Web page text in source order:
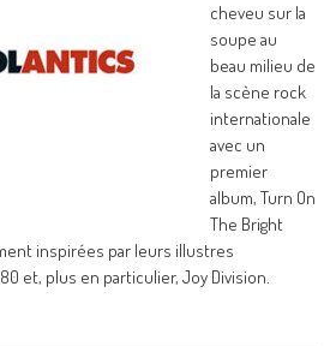
cheveu sur la
soupe au
beau milieu de
la scène rock
internationale
avec un
premier
album, Turn On
The Bright
inspirées par leurs illustres
et, plus en particulier, Joy Division.